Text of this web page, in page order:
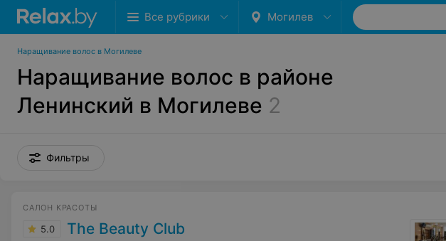
Все рубрики Могилев
Наращивание волос в Могилеве
Наращивание волос в районе
Ленинский в Могилеве 2
Фильтры
САЛОН КРАСОТЫ
5.0 The Beauty Club